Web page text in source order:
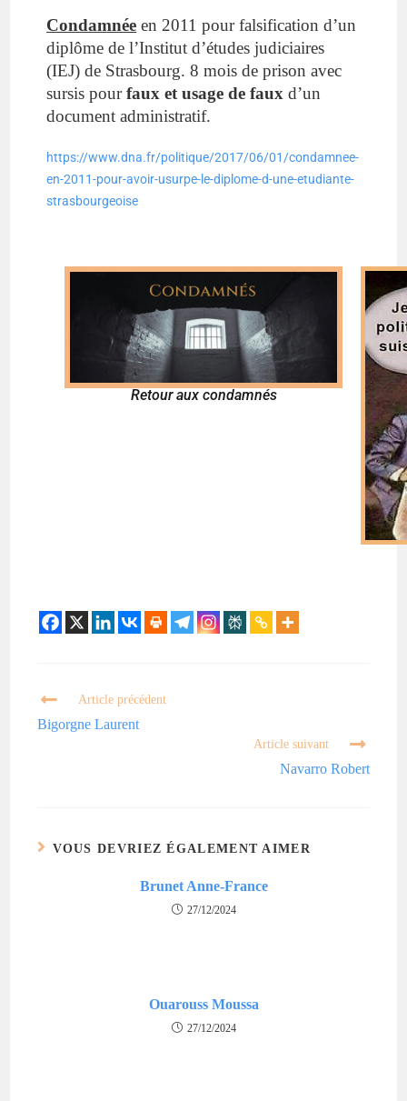
Condamnée en 2011 pour falsification d’un
diplôme de l’Institut d’études judiciaires
(IEJ) de Strasbourg.8 mois de prison avec
sursis pourfaux et usage de faux d’un
document administratif.
https://www.dna.fr/politique/2017/06/01/condamnee-
en-2011-pour-avoir-usurpe-le-diplome-d-une-etudiante-
strasbourgeoise
Retour aux condamnés
Article précédent
Bigorgne Laurent
Article suivant
Navarro Robert
VOUS DEVRIEZ ÉGALEMENT AIMER
Brunet Anne-France
27/12/2024
Ouarouss Moussa
27/12/2024